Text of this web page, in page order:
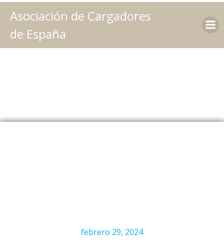
Saltar
al
Asociación de Cargadores
de España
febrero 29, 2024